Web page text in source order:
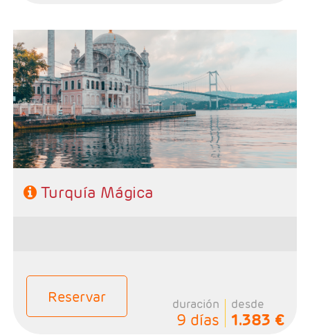
- Salida: Viernes y Sábados
- Ruta: 3 noches en Estambul, 2 noches en Capadocia,
1 noche en Pamukkale, 1 noche en Zona de Esmirna y 1
noche Canakkale
- Categoría: Primera, Primera Superior, Semilujo y Lujo
Turquía Mágica
Reservar duración
9 días
desde
1.383 €